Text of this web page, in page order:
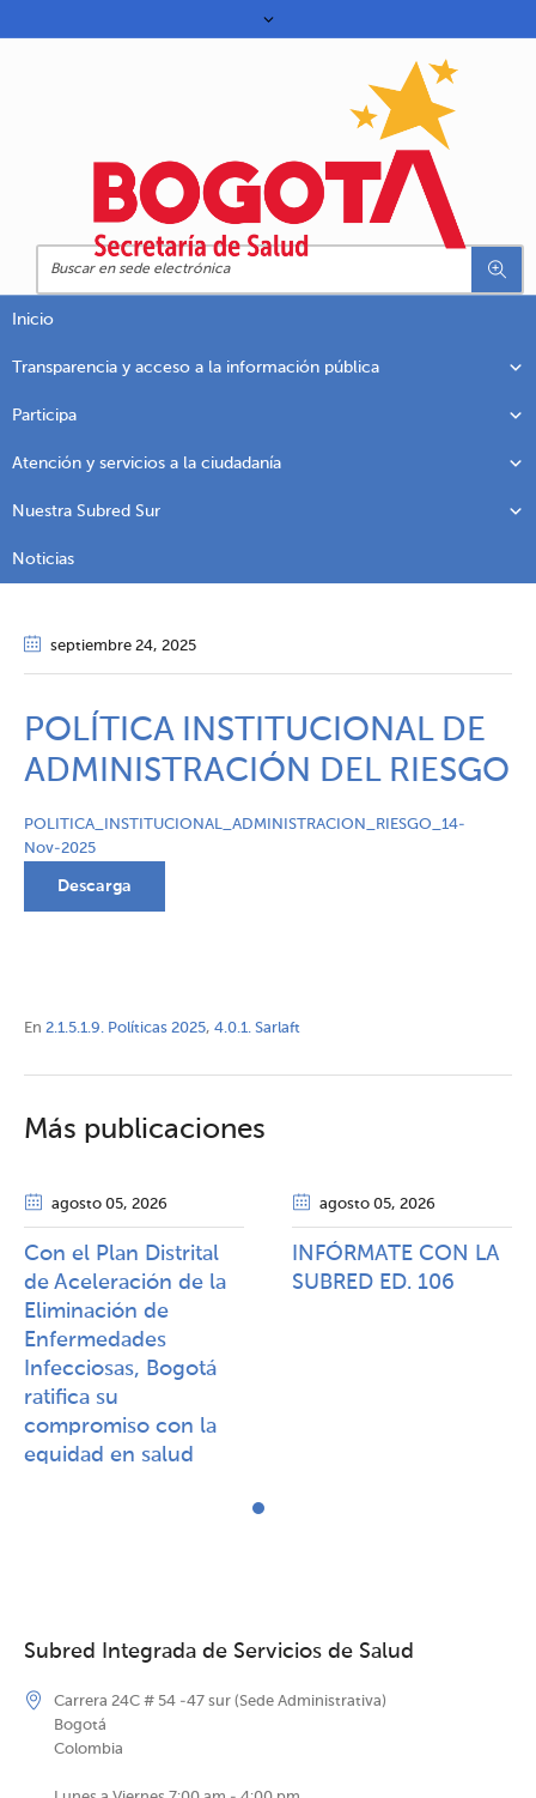
Inicio
Transparencia y acceso a la información pública
Participa
Atención y servicios a la ciudadanía
Nuestra Subred Sur
Noticias
septiembre 24, 2025
POLÍTICA INSTITUCIONAL DE
ADMINISTRACIÓN DEL RIESGO
POLITICA_INSTITUCIONAL_ADMINISTRACION_RIESGO_14-
Nov-2025
Descarga
En 2.1.5.1.9. Políticas 2025, 4.0.1. Sarlaft
Más publicaciones
agosto 05, 2026
Con el Plan Distrital
de Aceleración de la
Eliminación de
Enfermedades
Infecciosas, Bogotá
ratifica su
compromiso con la
equidad en salud
agosto 05, 2026
INFÓRMATE CON LA
SUBRED ED. 106
Subred Integrada de Servicios de Salud
Carrera 24C # 54 -47 sur (Sede Administrativa)
Bogotá
Colombia